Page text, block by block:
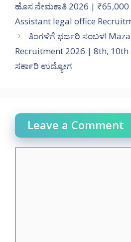
ಹೊಸ ನೇಮಕಾತಿ 2026 | ₹65,000
Assistant legal office
ತಿಂಗಳಿಗೆ ಭರ್ಜರಿ ಸಂಬಳ!
Recruitment 2026 | 8th,
ಸರ್ಕಾರಿ ಉದ್ಯೋಗ
Leave a Comment